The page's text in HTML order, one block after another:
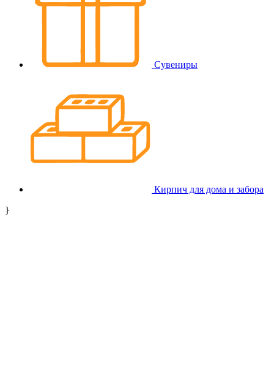
Сувениры
Кирпич для дома и забора
}